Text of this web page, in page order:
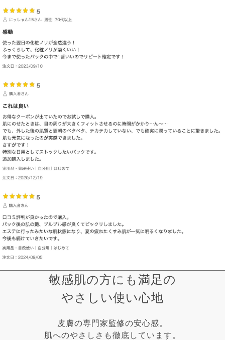
敏感肌の方にも満足の
やさしい使い心地
皮膚の専門家監修の安心感。
肌へのやさしさも徹底しています。